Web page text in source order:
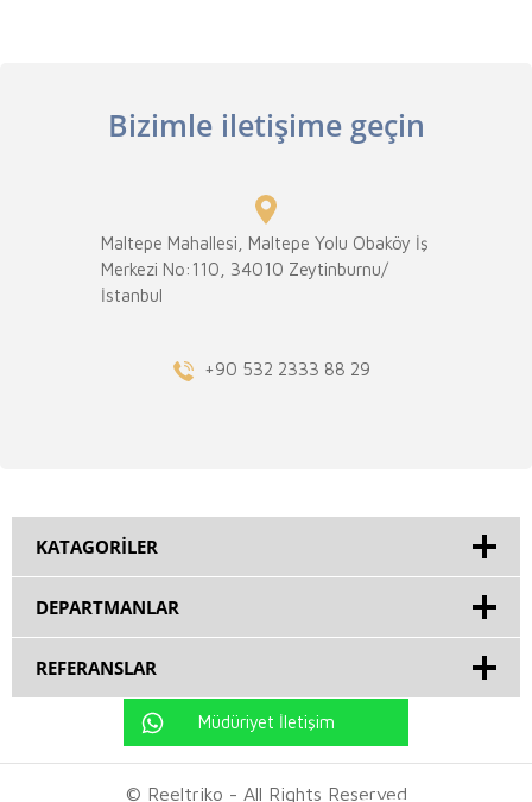
Bizimle iletişime geçin
Maltepe Mahallesi, Maltepe Yolu Obaköy İş
Merkezi No:110, 34010 Zeytinburnu/
İstanbul
+90 532 2333 88 29
KATAGORILER
DEPARTMANLAR
REFERANSLAR
Müdüriyet İletişim
© Reeltriko - All Rights Reserved